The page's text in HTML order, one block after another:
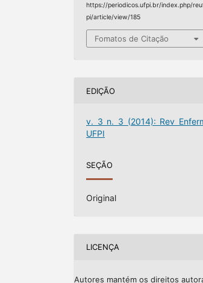
https://periodicos.ufpi.br/index.php/
pi/article/view/185
Fomatos de Citação
EDIÇÃO
v. 3 n. 3 (2014): Rev
UFPI
SEÇÃO
Original
LICENÇA
Autores mantém os direitos